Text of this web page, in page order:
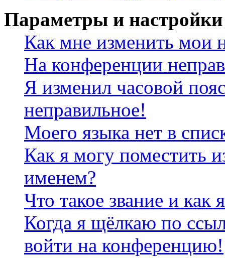
Параметры и настройки
Как мне изменить мои
На конференции
Я изменил часовой
неправильное!
Моего языка нет в
Как я могу поместить
именем?
Что такое звание и как
Когда я щёлкаю по
войти на конференцию!